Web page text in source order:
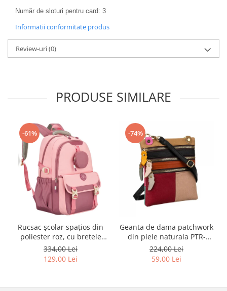
Număr de sloturi pentru card: 3
Informatii conformitate produs
Review-uri(0)
PRODUSE SIMILARE
-61%
Rucsac școlar spațios din
poliester roz, cu bretele
reglabile - Peterson PTR-
PTN 8610-1327 PINK
334,00 Lei
129,00 Lei
-74%
Geanta de dama patchwork
din piele naturala PTR-
1718-SKL-6922 MULTI
224,00 Lei
59,00 Lei